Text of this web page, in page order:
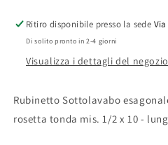
Ritiro disponibile presso la sede
Di solito pronto in 2-4 giorni
Visualizza i dettagli del negozio
Rubinetto Sottolavabo
rosetta tonda mis. 1/2 x 10 -